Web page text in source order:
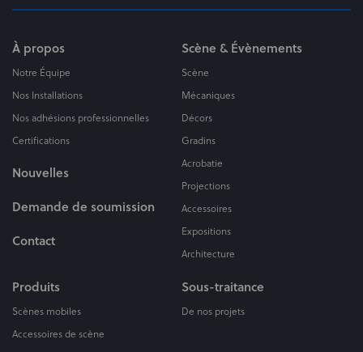
À propos
Notre Équipe
Nos Installations
Nos adhésions professionnelles
Certifications
Nouvelles
Demande de soumission
Contact
Scène & Évènements
Scène
Mécaniques
Décors
Gradins
Acrobatie
Projections
Accessoires
Expositions
Architecture
Produits
Scènes mobiles
Accessoires de scène
Sous-traitance
De nos projets